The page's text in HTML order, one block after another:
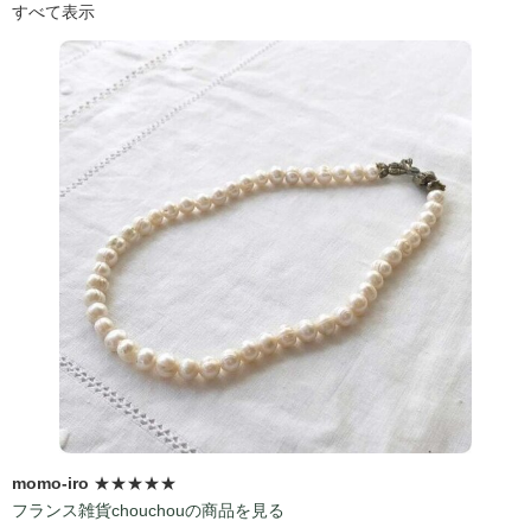
すべて表示
momo-iro ★★★★★
フランス雑貨chouchouの商品を見る